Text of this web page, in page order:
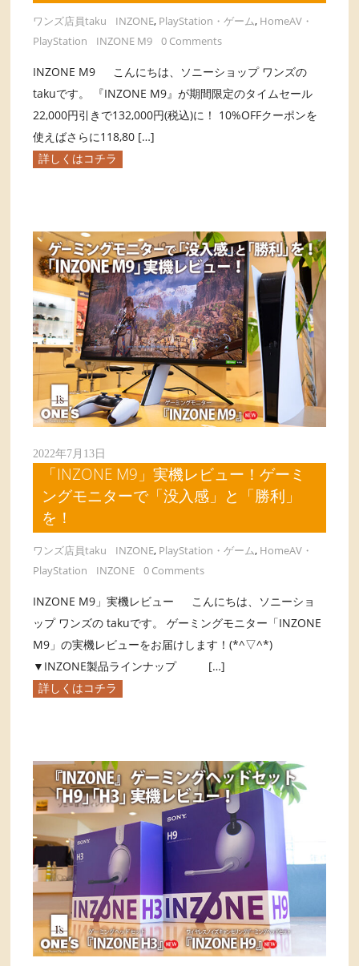
ワンズ店員taku INZONE, PlayStation・ゲーム, HomeAV・
PlayStation
INZONE M9 0 Comments
INZONE M9 こんにちは、ソニーショップ ワンズの
takuです。 『INZONE M9』が期間限定のタイムセール
22,000円引きで132,000円(税込)に！ 10%OFFクーポンを
使えばさらに118,80 […]
詳しくはコチラ
2022年7月13日
「INZONE M9」実機レビュー！ゲーミ
ングモニターで「没入感」と「勝利」
を！
ワンズ店員taku INZONE, PlayStation・ゲーム, HomeAV・
PlayStation
INZONE 0 Comments
INZONE M9」実機レビュー こんにちは、ソニーショ
ップ ワンズの takuです。 ゲーミングモニター「INZONE
M9」の実機レビューをお届けします！(*^▽^*)
▼INZONE製品ラインナップ […]
詳しくはコチラ